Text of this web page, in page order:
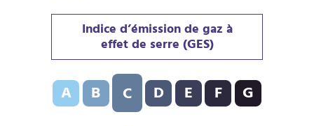
Indice d’émission de gaz à
effet de serre (GES)
Indice d’émission de gaz à effet de serre (GES) : C - 12
A B C D E F G